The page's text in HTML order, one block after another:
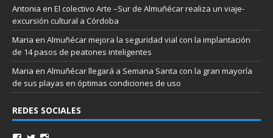
Antonia en El colectivo Arte –Sur de Almuñécar realiza un viaje-
excursión cultural a Córdoba
Maria en Almuñécar mejora la seguridad vial con la implantación
de 14 pasos de peatones inteligentes
Maria en Almuñécar llegará a Semana Santa con la gran mayoría
de sus playas en óptimas condiciones de uso
REDES SOCIALES